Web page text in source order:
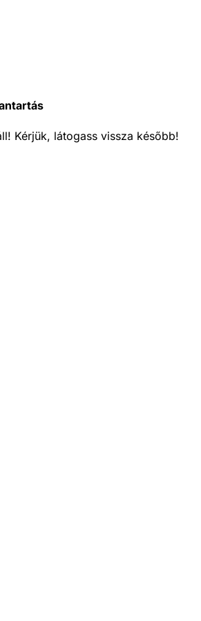
Kérjük, látogass vissza később!